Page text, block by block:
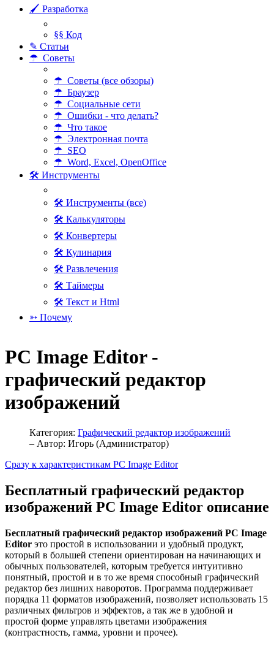
🖌 Разработка
§§ Код
✎ Статьи
☂ Советы
☂ Советы (все обзоры)
☂ Браузер
☂ Социальные сети
☂ Ошибки - что делать?
☂ Что такое
☂ Электронная почта
☂ SEO
☂ Word, Excel, OpenOffice
🛠 Инструменты
🛠 Инструменты (все)
🛠 Калькуляторы
🛠 Конвертеры
🛠 Кулинария
🛠 Развлечения
🛠 Таймеры
🛠 Текст и Html
➳ Почему
PC Image Editor -
графический редактор
изображений
Категория: Графический редактор изображений
– Автор: Игорь (Администратор)
Сразу к характеристикам PC Image Editor
Бесплатный графический редактор
изображений PC Image Editor описание
Бесплатный графический редактор изображений PC Image
Editor это простой в использовании и удобный продукт,
который в большей степени ориентирован на начинающих и
обычных пользователей, которым требуется интуитивно
понятный, простой и в то же время способный графический
редактор без лишних наворотов. Программа поддерживает
порядка 11 форматов изображений, позволяет использовать 15
различных фильтров и эффектов, а так же в удобной и
простой форме управлять цветами изображения
(контрастность, гамма, уровни и прочее).